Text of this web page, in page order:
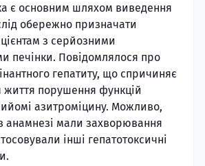
є основним шляхом виведення
обережно призначати
з серйозними
печінки. Повідомлялося про
гепатиту, що спричиняє
життя порушення функцій
азитроміцину. Можливо,
анамнезі мали захворювання
інші гепатотоксичні